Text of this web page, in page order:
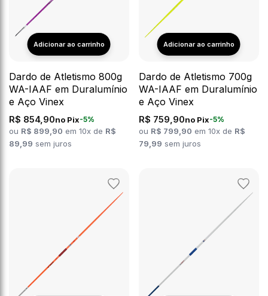
Dardo de Atletismo 800g
WA-IAAF em Duralumínio
e Aço Vinex
R$ 854,90no Pix-5%
ou R$ 899,90 em 10x de R$
89,99 sem juros
Dardo de Atletismo 700g
WA-IAAF em Duralumínio
e Aço Vinex
R$ 759,90no Pix-5%
ou R$ 799,90 em 10x de R$
79,99 sem juros
Adicionar
aos
favoritos
aos